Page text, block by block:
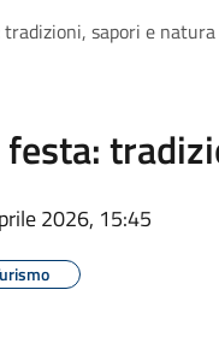
sapori e
2026, 15:45